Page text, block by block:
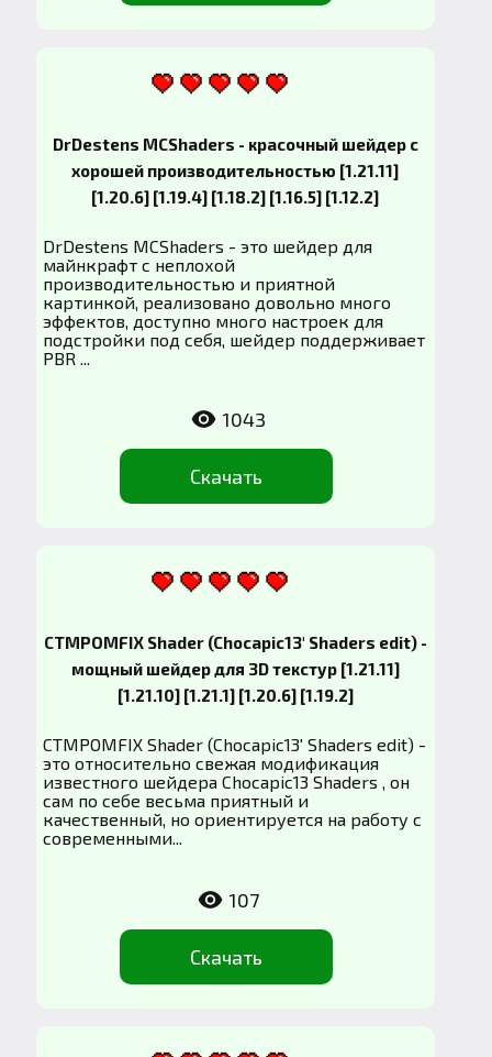
DrDestens MCShaders - красочный шейдер с
хорошей производительностью [1.21.11]
[1.20.6] [1.19.4] [1.18.2] [1.16.5] [1.12.2]
DrDestens MCShaders - это шейдер для
майнкрафт с неплохой
производительностью и приятной
картинкой, реализовано довольно много
эффектов, доступно много настроек для
подстройки под себя, шейдер поддерживает
PBR ...
Скачать
1043
CTMPOMFIX Shader (Chocapic13' Shaders edit) -
мощный шейдер для 3D текстур [1.21.11]
[1.21.10] [1.21.1] [1.20.6] [1.19.2]
CTMPOMFIX Shader (Chocapic13' Shaders edit) -
это относительно свежая модификация
известного шейдера Chocapic13 Shaders , он
сам по себе весьма приятный и
качественный, но ориентируется на работу с
современными...
Скачать
107